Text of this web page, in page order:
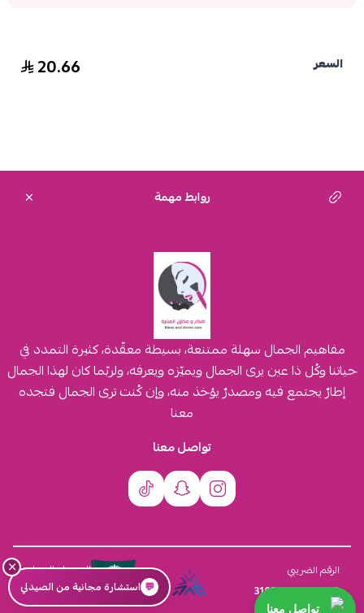
السعر 20.66
روابط مهمة
مفاهيم الجمال سهلة ممتنعة، بسيطة معقّدة، كثيرة التمدد في
حياتنا وكُل ذا عين يرى الجمال ويميّزه ويعرفه، ولربّما كان لهذا الجمال
إطارٌ يجتمع فيه ومصدرٌ يؤخذ منه، وإن كُنت ترى الجمال فتجده
معنا
تواصل معنا
الرقم الضريبي
310555259800003
السجل التجاري
4030431116
×
💬 استشارة مجانية من الصيدلي
تواصل معنا